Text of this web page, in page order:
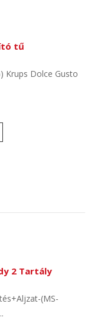
tű
Krups Dolce Gusto
2 Tartály
(MS-